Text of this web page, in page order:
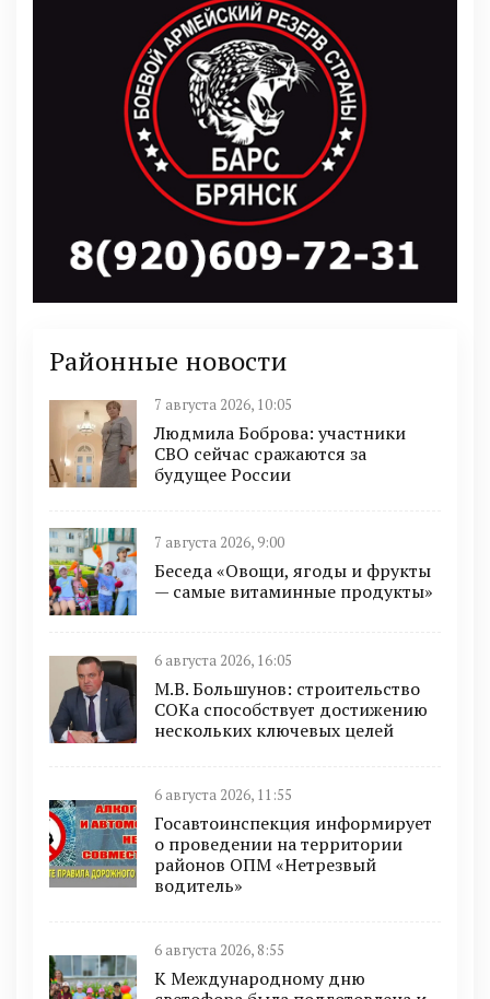
Районные новости
7 августа 2026, 10:05
Людмила Боброва: участники
СВО сейчас сражаются за
будущее России
7 августа 2026, 9:00
Беседа «Овощи, ягоды и фрукты
— самые витаминные продукты»
6 августа 2026, 16:05
М.В. Большунов: строительство
СОКа способствует достижению
нескольких ключевых целей
6 августа 2026, 11:55
Госавтоинспекция информирует
о проведении на территории
районов ОПМ «Нетрезвый
водитель»
6 августа 2026, 8:55
К Международному дню